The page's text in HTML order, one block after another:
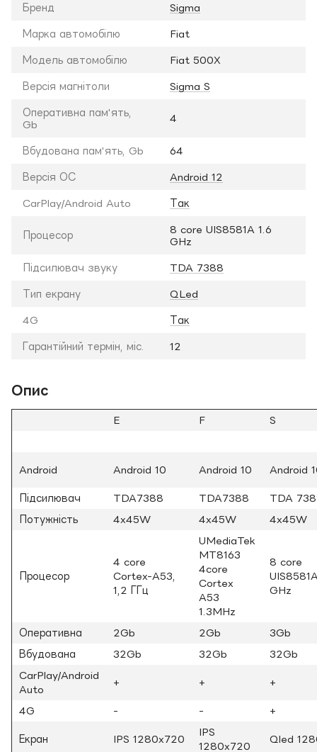
Бренд Sigma
Марка автомобілю Fiat
Модель автомобілю Fiat 500X
Версія магнітоли Sigma S
Оперативна пам'ять,
Gb
4
Вбудована пам'ять, Gb 64
Версія ОС Android 12
CarPlay/Android Auto Так
Процесор
8 core UIS8581A 1.6
GHz
Підсилювач звуку TDA 7388
Тип екрану QLed
4G Так
Гарантійний термін, міс. 12
Опис
E F S
Android Android 10 Android 10 Android
Підсилювач TDA7388 TDA7388
TDA
Потужність
4x45W 4x45W 4x45W
Процесор
4 core
Cortex-A53,
1,2 ГГц
UMediaTek
MT8163
4core
Cortex
A53
1.3MHz
8 core
GHz
Оперативна 2Gb 2Gb
3Gb
Вбудована
32Gb 32Gb
32Gb
CarPlay/Android
Auto
+ + +
4G - - +
Екран IPS 1280x720
IPS
1280x720
Qled